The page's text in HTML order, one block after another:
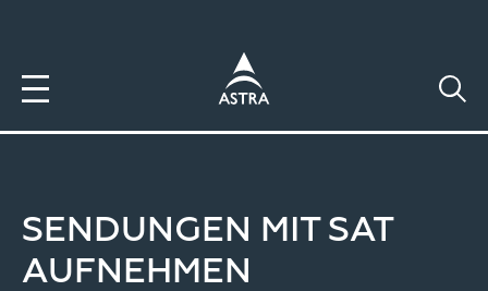
SENDUNGEN MIT SAT
AUFNEHMEN